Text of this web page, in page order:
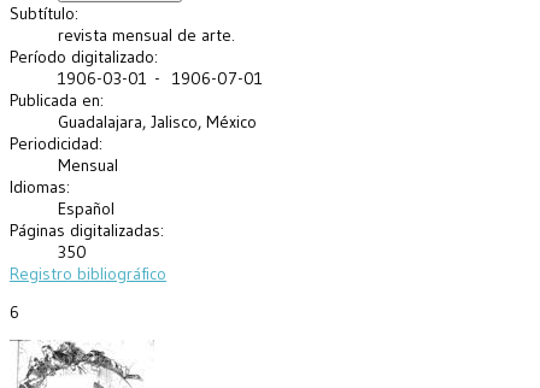
Subtítulo:
revista mensual de arte.
Período digitalizado:
1906-03-01 - 1906-07-01
Publicada en:
Guadalajara, Jalisco, México
Periodicidad:
Mensual
Idiomas:
Español
Páginas digitalizadas:
350
Registro bibliográfico
6